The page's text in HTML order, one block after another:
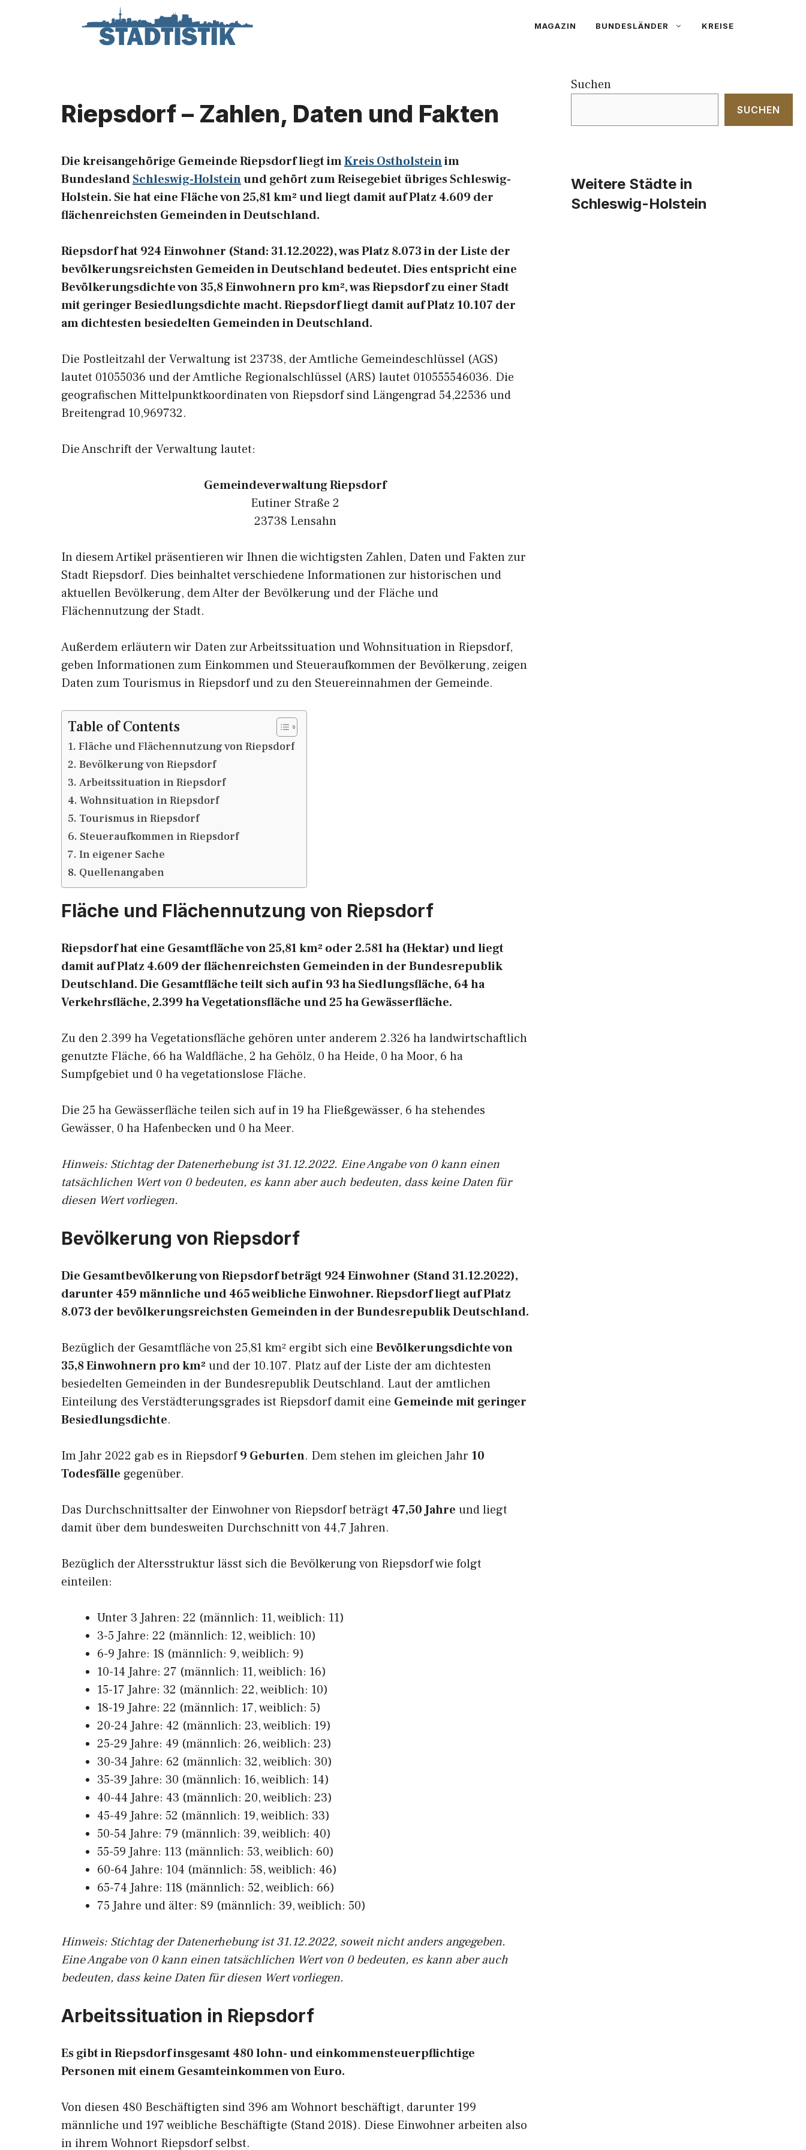
MAGAZIN BUNDESLÄNDER KREISE
Riepsdorf – Zahlen, Daten und Fakten
Die kreisangehörige Gemeinde Riepsdorf liegt imKreis Ostholsteinim
BundeslandSchleswig-Holsteinund gehört zum Reisegebiet übriges Schleswig-
Holstein. Sie hat eine Fläche von 25,81 km² und liegt damit auf Platz 4.609 der
flächenreichsten Gemeinden in Deutschland.
Riepsdorf hat 924 Einwohner (Stand: 31.12.2022), was Platz 8.073 in der Liste der
bevölkerungsreichsten Gemeiden in Deutschland bedeutet. Dies entspricht eine
Bevölkerungsdichte von 35,8 Einwohnern pro km², was Riepsdorf zu einer Stadt
mit geringer Besiedlungsdichte macht. Riepsdorf liegt damit auf Platz 10.107 der
am dichtesten besiedelten Gemeinden in Deutschland.
Die Postleitzahl der Verwaltung ist 23738, der Amtliche Gemeindeschlüssel (AGS)
lautet 01055036 und der Amtliche Regionalschlüssel (ARS) lautet 010555546036. Die
geografischen Mittelpunktkoordinaten von Riepsdorf sind Längengrad 54,22536 und
Breitengrad 10,969732.
Die Anschrift der Verwaltung lautet:
Gemeindeverwaltung Riepsdorf
Eutiner Straße 2
23738 Lensahn
In diesem Artikel präsentieren wir Ihnen die wichtigsten Zahlen, Daten und Fakten zur
Stadt Riepsdorf. Dies beinhaltet verschiedene Informationen zur historischen und
aktuellen Bevölkerung, dem Alter der Bevölkerung und der Fläche und
Flächennutzung der Stadt.
Außerdem erläutern wir Daten zur Arbeitssituation und Wohnsituation in Riepsdorf,
geben Informationen zum Einkommen und Steueraufkommen der Bevölkerung, zeigen
Daten zum Tourismus in Riepsdorf und zu den Steuereinnahmen der Gemeinde.
Table of Contents
Fläche und Flächennutzung von Riepsdorf
Bevölkerung von Riepsdorf
Arbeitssituation in Riepsdorf
Wohnsituation in Riepsdorf
Tourismus in Riepsdorf
Steueraufkommen in Riepsdorf
In eigener Sache
Quellenangaben
Fläche und Flächennutzung von Riepsdorf
Riepsdorf hat eine Gesamtfläche von 25,81 km² oder 2.581 ha (Hektar) und liegt
damit auf Platz 4.609 der flächenreichsten Gemeinden in der Bundesrepublik
Deutschland. Die Gesamtfläche teilt sich auf in 93 ha Siedlungsfläche, 64 ha
Verkehrsfläche, 2.399 ha Vegetationsfläche und 25 ha Gewässerfläche.
Zu den 2.399 ha Vegetationsfläche gehören unter anderem 2.326 ha landwirtschaftlich
genutzte Fläche, 66 ha Waldfläche, 2 ha Gehölz, 0 ha Heide, 0 ha Moor, 6 ha
Sumpfgebiet und 0 ha vegetationslose Fläche.
Die 25 ha Gewässerfläche teilen sich auf in 19 ha Fließgewässer, 6 ha stehendes
Gewässer, 0 ha Hafenbecken und 0 ha Meer.
Hinweis: Stichtag der Datenerhebung ist 31.12.2022. Eine Angabe von 0 kann einen
tatsächlichen Wert von 0 bedeuten, es kann aber auch bedeuten, dass keine Daten für
diesen Wert vorliegen.
Bevölkerung von Riepsdorf
Die Gesamtbevölkerung von Riepsdorf beträgt 924 Einwohner (Stand 31.12.2022),
darunter 459 männliche und 465 weibliche Einwohner. Riepsdorf liegt auf Platz
8.073 der bevölkerungsreichsten Gemeinden in der Bundesrepublik Deutschland.
Bezüglich der Gesamtfläche von 25,81 km² ergibt sich eine Bevölkerungsdichte von
35,8 Einwohnern pro km² und der 10.107. Platz auf der Liste der am dichtesten
besiedelten Gemeinden in der Bundesrepublik Deutschland. Laut der amtlichen
Einteilung des Verstädterungsgrades ist Riepsdorf damit eine Gemeinde mit geringer
Besiedlungsdichte.
Im Jahr 2022 gab es in Riepsdorf9 Geburten. Dem stehen im gleichen Jahr 10
Todesfälle gegenüber.
Das Durchschnittsalter der Einwohner von Riepsdorf beträgt 47,50 Jahre und liegt
damit über dem bundesweiten Durchschnitt von 44,7 Jahren.
Bezüglich der Altersstruktur lässt sich die Bevölkerung von Riepsdorf wie folgt
einteilen:
Unter 3 Jahren: 22 (männlich: 11, weiblich: 11)
3-5 Jahre: 22 (männlich: 12, weiblich: 10)
6-9 Jahre: 18 (männlich: 9, weiblich: 9)
10-14 Jahre: 27 (männlich: 11, weiblich: 16)
15-17 Jahre: 32 (männlich: 22, weiblich: 10)
18-19 Jahre: 22 (männlich: 17, weiblich: 5)
20-24 Jahre: 42 (männlich: 23, weiblich: 19)
25-29 Jahre: 49 (männlich: 26, weiblich: 23)
30-34 Jahre: 62 (männlich: 32, weiblich: 30)
35-39 Jahre: 30 (männlich: 16, weiblich: 14)
40-44 Jahre: 43 (männlich: 20, weiblich: 23)
45-49 Jahre: 52 (männlich: 19, weiblich: 33)
50-54 Jahre: 79 (männlich: 39, weiblich: 40)
55-59 Jahre: 113 (männlich: 53, weiblich: 60)
60-64 Jahre: 104 (männlich: 58, weiblich: 46)
65-74 Jahre: 118 (männlich: 52, weiblich: 66)
75 Jahre und älter: 89 (männlich: 39, weiblich: 50)
Hinweis: Stichtag der Datenerhebung ist 31.12.2022, soweit nicht anders angegeben.
Eine Angabe von 0 kann einen tatsächlichen Wert von 0 bedeuten, es kann aber auch
bedeuten, dass keine Daten für diesen Wert vorliegen.
Arbeitssituation in Riepsdorf
Es gibt in Riepsdorf insgesamt 480 lohn- und einkommensteuerpflichtige
Personen mit einem Gesamteinkommen von Euro.
Von diesen 480 Beschäftigten sind 396 am Wohnort beschäftigt, darunter 199
männliche und 197 weibliche Beschäftigte (Stand 2018). Diese Einwohner arbeiten also
in ihrem Wohnort Riepsdorf selbst.
Suchen
SUCHEN
Weitere Städte in
Schleswig-Holstein